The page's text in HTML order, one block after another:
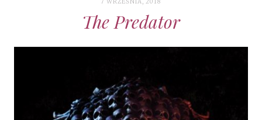
7 WRZEŚNIA, 2018
The Predator